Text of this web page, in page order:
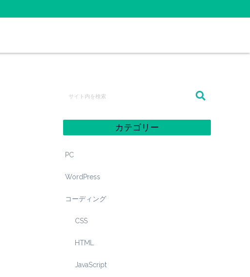
カテゴリー
PC
WordPress
コーディング
CSS
HTML
JavaScript